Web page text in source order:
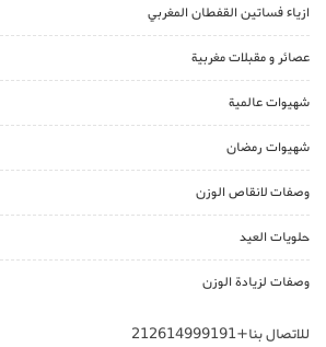
ازياء فساتين القفطان المغربي
عصائر و مقبلات مغربية
شهيوات عالمية
شهيوات رمضان
وصفات لانقاص الوزن
حلويات العيد
وصفات لزيادة الوزن
للاتصال بنا+212614999191